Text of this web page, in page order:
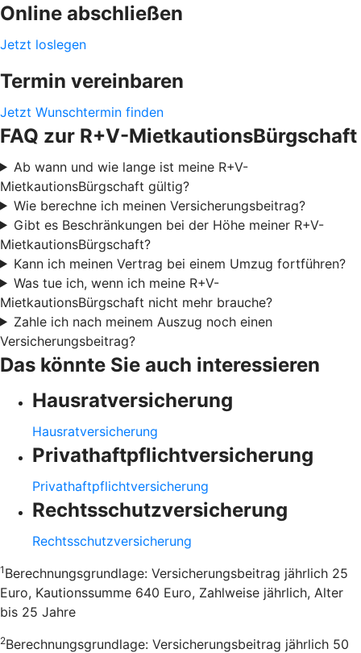
Online abschließen
Jetzt loslegen
Termin vereinbaren
Jetzt Wunschtermin finden
FAQ zur R+V-MietkautionsBürgschaft
Ab wann und wie lange ist meine R+V-
MietkautionsBürgschaft gültig?
Wie berechne ich meinen Versicherungsbeitrag?
Gibt es Beschränkungen bei der Höhe meiner R+V-
MietkautionsBürgschaft?
Kann ich meinen Vertrag bei einem Umzug fortführen?
Was tue ich, wenn ich meine R+V-
MietkautionsBürgschaft nicht mehr brauche?
Zahle ich nach meinem Auszug noch einen
Versicherungsbeitrag?
Das könnte Sie auch interessieren
Hausratversicherung
Hausratversicherung
Privathaftpflichtversicherung
Privathaftpflichtversicherung
Rechtsschutzversicherung
Rechtsschutzversicherung
1 Berechnungsgrundlage: Versicherungsbeitrag jährlich 25
Euro, Kautionssumme 640 Euro, Zahlweise jährlich, Alter
bis 25 Jahre
2Berechnungsgrundlage: Versicherungsbeitrag jährlich 50